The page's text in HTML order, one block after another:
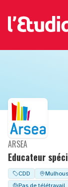
Educateur
ARSEA
CDD
Pas de télétravail